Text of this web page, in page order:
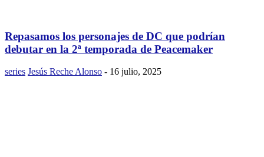
Repasamos los personajes de DC que podrían
debutar en la 2ª temporada de Peacemaker
series Jesús Reche Alonso - 16 julio, 2025